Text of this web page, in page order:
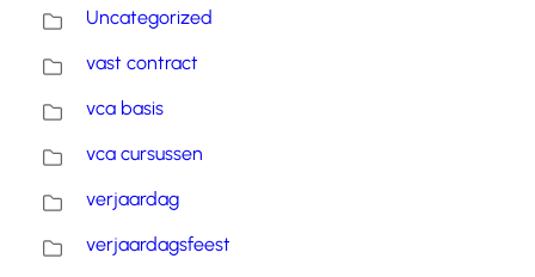
Uncategorized
vast contract
vca basis
vca cursussen
verjaardag
verjaardagsfeest